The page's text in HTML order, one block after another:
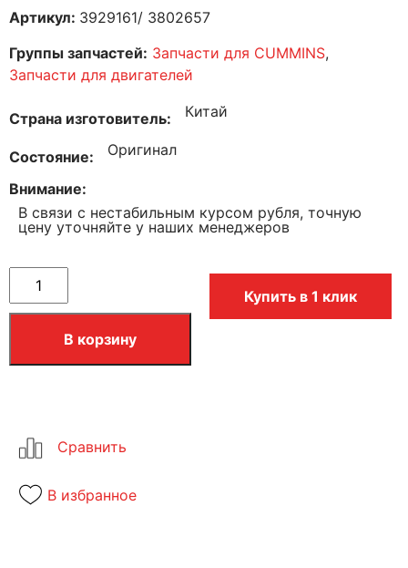
Артикул: 3929161/ 3802657
Группы запчастей: Запчасти для CUMMINS,
Запчасти для двигателей
Страна изготовитель Китай
Состояние Оригинал
Внимание
В связи с нестабильным курсом рубля, точную
цену уточняйте у наших менеджеров
В корзину
Купить в 1 клик
В избранное